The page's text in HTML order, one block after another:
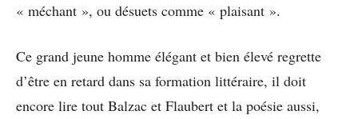
« méchant », ou désuets comme « plaisant ».
Ce grand jeune homme élégant et bien élevé regrette
d’être en retard dans sa formation littéraire, il doit
encore lire tout Balzac et Flaubert et la poésie aussi,